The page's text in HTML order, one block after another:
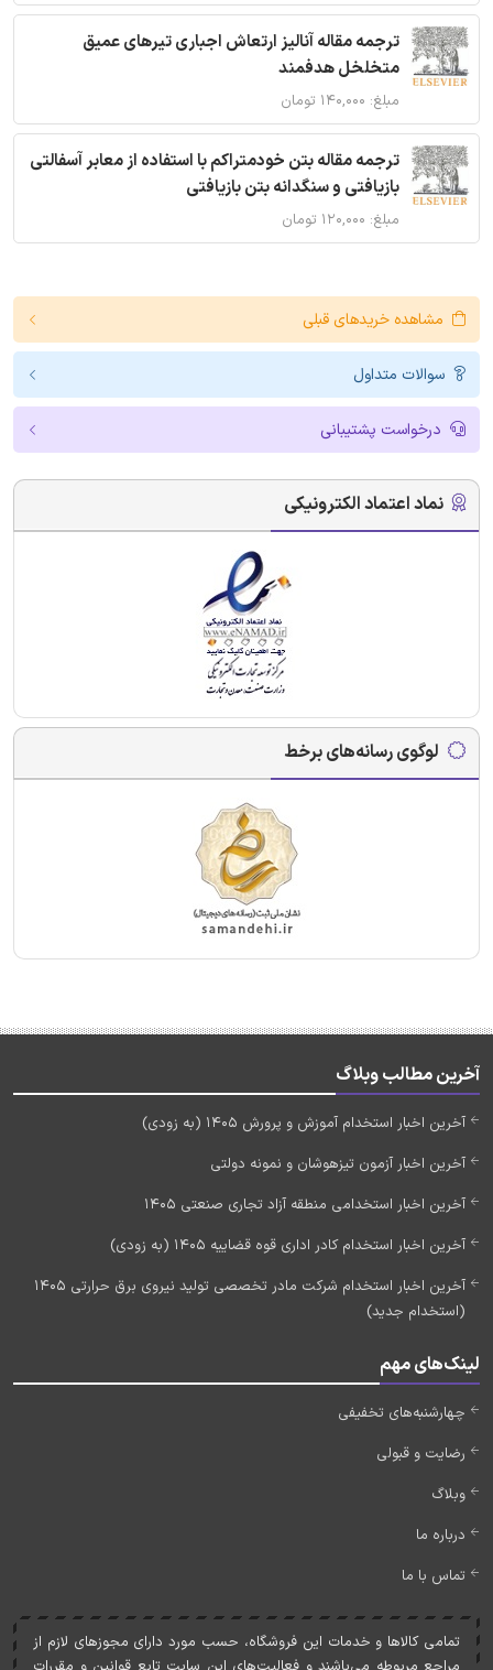
ترجمه مقاله آنالیز ارتعاش اجباری تیرهای عمیق
متخلخل هدفمند
مبلغ: ۱۴۰,۰۰۰ تومان
ترجمه مقاله بتن خودمتراکم با استفاده از معابر آسفالتی
بازیافتی و سنگدانه بتن بازیافتی
مبلغ: ۱۲۰,۰۰۰ تومان
مشاهده خریدهای قبلی
سوالات متداول
درخواست پشتیبانی
نماد اعتماد الکترونیکی
لوگوی رسانه‌های برخط
آخرین مطالب وبلاگ
آخرین اخبار استخدام آموزش و پرورش 1405 (به زودی)
آخرین اخبار آزمون تیزهوشان و نمونه دولتی
آخرین اخبار استخدامی منطقه آزاد تجاری صنعتی 1405
آخرین اخبار استخدام کادر اداری قوه قضاییه 1405 (به زودی)
آخرین اخبار استخدام شرکت مادر تخصصی تولید نیروی برق حرارتی 1405
(استخدام جدید)
لینک‌های مهم
چهارشنبه‌های تخفیفی
رضایت و قبولی
وبلاگ
درباره ما
تماس با ما
تمامی کالاها و خدمات اين فروشگاه، حسب مورد دارای مجوزهای لازم از